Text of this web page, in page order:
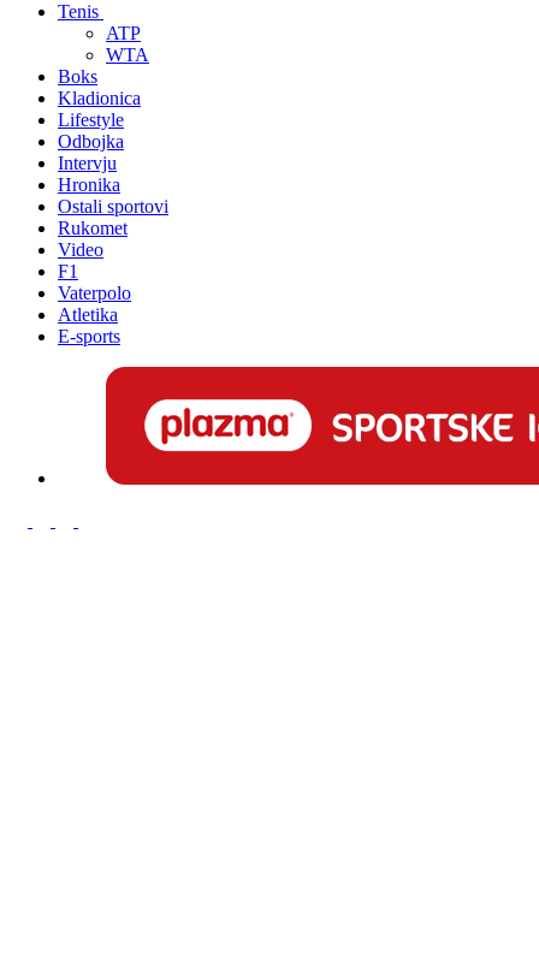
Tenis
ATP
WTA
Boks
Kladionica
Lifestyle
Odbojka
Intervju
Hronika
Ostali sportovi
Rukomet
Video
F1
Vaterpolo
Atletika
E-sports